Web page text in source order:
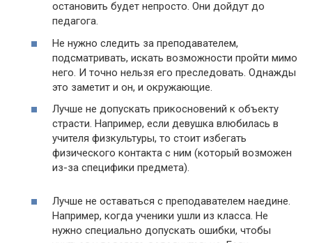
остановить будет непросто. Они дойдут до
педагога.
Не нужно следить за преподавателем,
подсматривать, искать возможности пройти мимо
него. И точно нельзя его преследовать. Однажды
это заметит и он, и окружающие.
Лучше не допускать прикосновений к объекту
страсти. Например, если девушка влюбилась в
учителя физкультуры, то стоит избегать
физического контакта с ним (который возможен
из-за специфики предмета).
Лучше не оставаться с преподавателем наедине.
Например, когда ученики ушли из класса. Не
нужно специально допускать ошибки, чтобы